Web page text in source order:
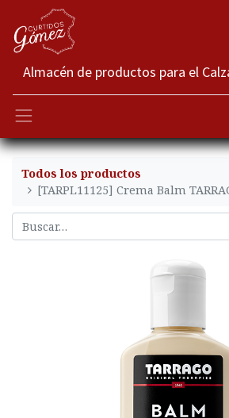
Almacén de productos para el
Todos los productos
[TARPL11125] Crema Balm